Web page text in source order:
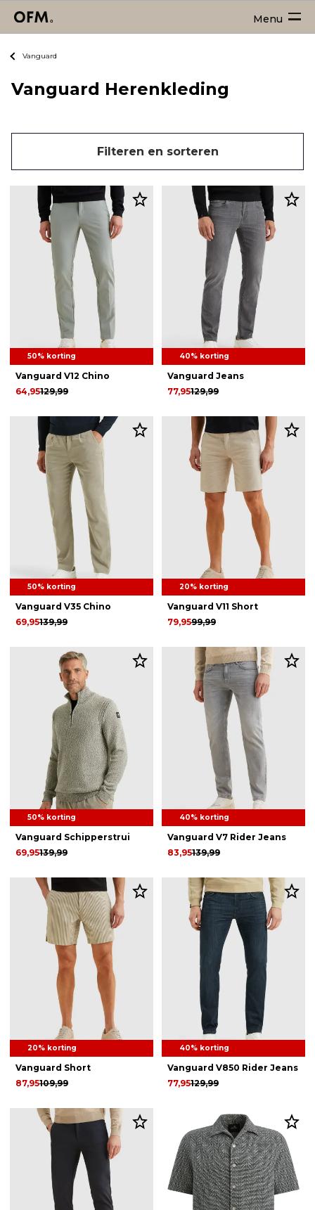
Menu
Vanguard
Vanguard Herenkleding
Filteren en sorteren
50% korting
Vanguard V12 Chino
129,99
64,95
40% korting
Vanguard Jeans
129,99
77,95
50% korting
Vanguard V35 Chino
139,99
69,95
20% korting
Vanguard V11 Short
99,99
79,95
50% korting
Vanguard Schipperstrui
139,99
69,95
40% korting
Vanguard V7 Rider Jeans
139,99
83,95
20% korting
Vanguard Short
109,99
87,95
40% korting
Vanguard V850 Rider Jeans
129,99
77,95